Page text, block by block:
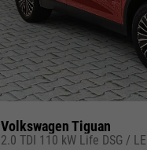
Volkswagen Tiguan
2.0 TDI 110 kW Life DSG /